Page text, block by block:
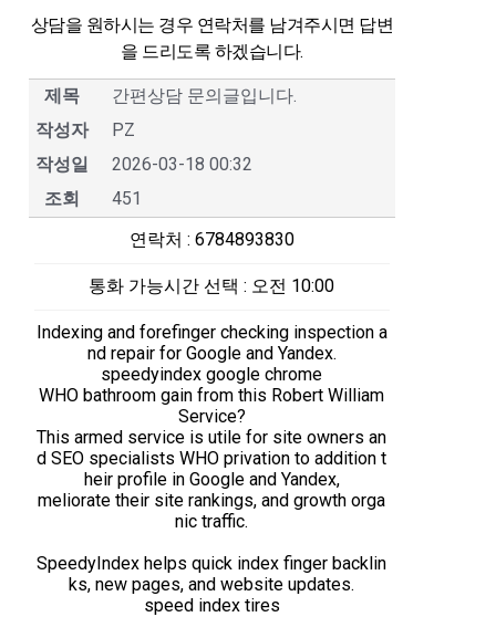
상담을 원하시는 경우 연락처를 남겨주시면 답변
을 드리도록 하겠습니다.
제목
간편상담 문의글입니다.
작성자
PZ
작성일
2026-03-18 00:32
조회
451
연락처 : 6784893830
통화 가능시간 선택 : 오전 10:00
Indexing and forefinger checking inspection a
nd repair for Google and Yandex.
speedyindex google chrome
WHO bathroom gain from this Robert William
Service?
This armed service is utile for site owners an
d SEO specialists WHO privation to addition t
heir profile in Google and Yandex,
meliorate their site rankings, and growth orga
nic traffic.
SpeedyIndex helps quick index finger backlin
ks, new pages, and website updates.
speed index tires